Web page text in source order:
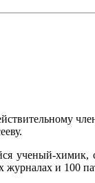
химик,
и 100